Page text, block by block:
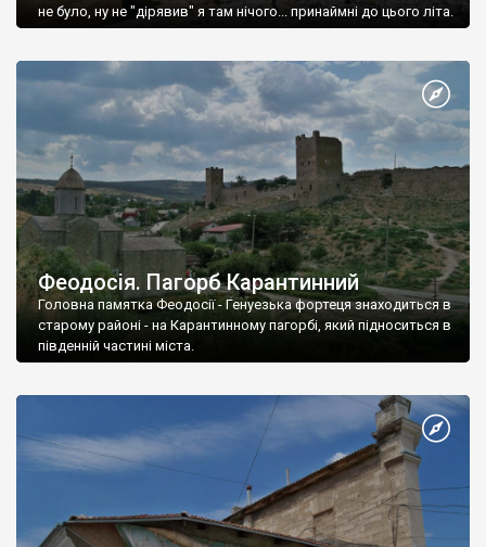
не було, ну не "дірявив" я там нічого... принаймні до цього літа.
Феодосія. Пагорб Карантинний
Головна памятка Феодосії - Генуезька фортеця знаходиться в
старому районі - на Карантинному пагорбі, який підноситься в
південній частині міста.